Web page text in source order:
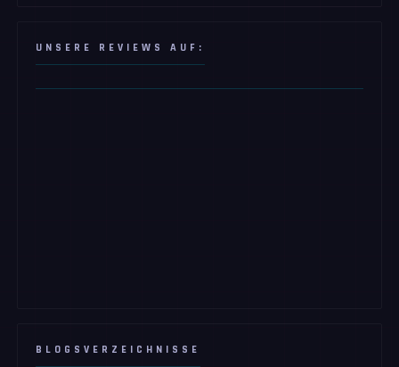
UNSERE REVIEWS AUF:
BLOGSVERZEICHNISSE